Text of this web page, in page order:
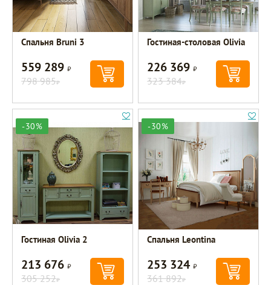
Спальня Bruni 3
559 289Р
798 985Р
Гостиная-столовая Olivia
226 369Р
323 384Р
-30%
Гостиная Olivia 2
213 676Р
305 252Р
-30%
Спальня Leontina
253 324Р
361 892Р